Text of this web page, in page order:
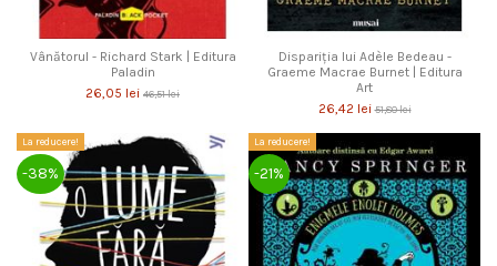
Vânătorul - Richard Stark | Editura
Paladin
26,05 lei 46,51 lei
Dispariţia lui Adèle Bedeau -
Graeme Macrae Burnet | Editura
Art
26,42 lei51,80 lei
La reducere!
-38%
La reducere!
-21%